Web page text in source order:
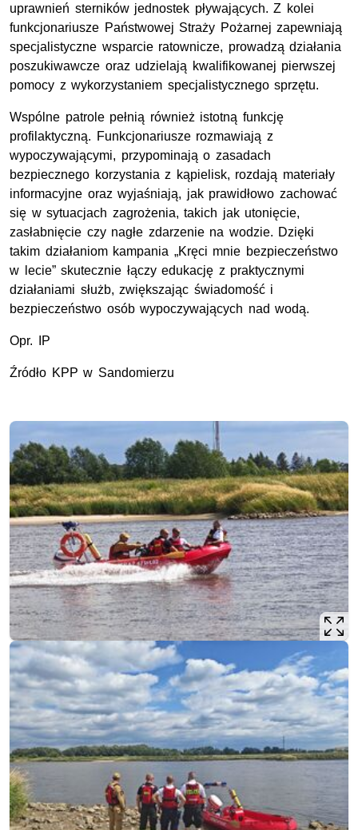
uprawnień sterników jednostek pływających. Z kolei
funkcjonariusze Państwowej Straży Pożarnej zapewniają
specjalistyczne wsparcie ratownicze, prowadzą działania
poszukiwawcze oraz udzielają kwalifikowanej pierwszej
pomocy z wykorzystaniem specjalistycznego sprzętu.
Wspólne patrole pełnią również istotną funkcję
profilaktyczną. Funkcjonariusze rozmawiają z
wypoczywającymi, przypominają o zasadach
bezpiecznego korzystania z kąpielisk, rozdają materiały
informacyjne oraz wyjaśniają, jak prawidłowo zachować
się w sytuacjach zagrożenia, takich jak utonięcie,
zasłabnięcie czy nagłe zdarzenie na wodzie. Dzięki
takim działaniom kampania „Kręci mnie bezpieczeństwo
w lecie” skutecznie łączy edukację z praktycznymi
działaniami służb, zwiększając świadomość i
bezpieczeństwo osób wypoczywających nad wodą.
Opr. IP
Źródło KPP w Sandomierzu